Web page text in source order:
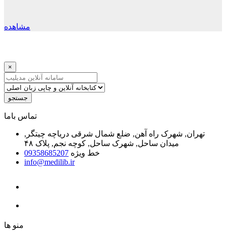
مشاهده
×
جستجو
ﺗﻤﺎﺱ ﺑﺎﻣﺎ
تهران, شهرک راه آهن, ضلع شمال شرقی دریاچه چیتگر,
میدان ساحل, شهرک ساحل, کوچه نجم, پلاک ۴۸
خط ویژه 09358685207
info@medilib.ir
ﻣﻨﻮ ﻫﺎ